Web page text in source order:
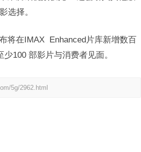
选择。
将在IMAX Enhanced片库新增数百
100 部影片与消费者见面。
5g/2962.html